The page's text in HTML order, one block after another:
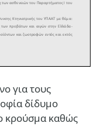
για τους
δίδυμο
κρούσμα καθώς